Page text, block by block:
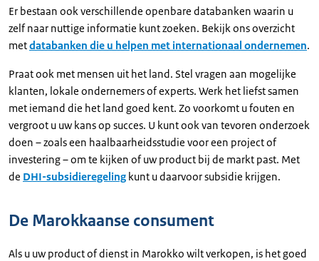
Er bestaan ook verschillende openbare databanken waarin u
zelf naar nuttige informatie kunt zoeken. Bekijk ons overzicht
metdatabanken die u helpen met internationaal ondernemen.
Praat ook met mensen uit het land. Stel vragen aan mogelijke
klanten, lokale ondernemers of experts. Werk het liefst samen
met iemand die het land goed kent. Zo voorkomt u fouten en
vergroot u uw kans op succes. U kunt ook van tevoren onderzoek
doen – zoals een haalbaarheidsstudie voor een project of
investering – om te kijken of uw product bij de markt past. Met
de DHI-subsidieregeling kunt u daarvoor subsidie krijgen.
De Marokkaanse consument
Als u uw product of dienst in Marokko wilt verkopen, is het goed